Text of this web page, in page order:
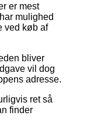
er mest
mulighed
ved køb af
bliver
vil dog
adresse.
ret så
finder